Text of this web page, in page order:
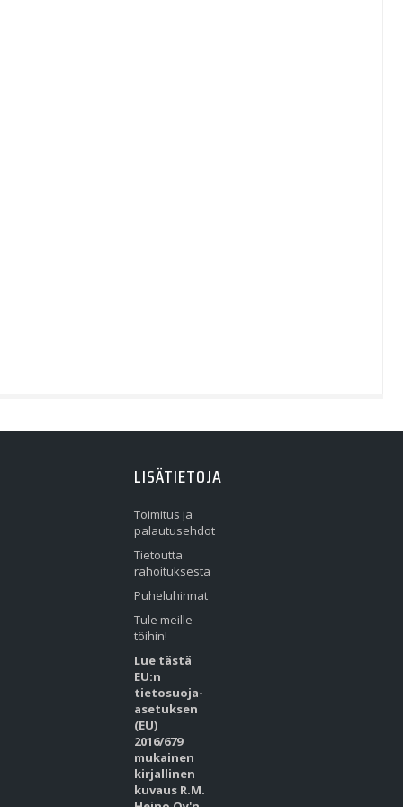
LISÄTIETOJA
Toimitus ja
palautusehdot
Tietoutta
rahoituksesta
Puheluhinnat
Tule meille
töihin!
Lue tästä
EU:n
tietosuoja-
asetuksen
(EU)
2016/679
mukainen
kirjallinen
kuvaus R.M.